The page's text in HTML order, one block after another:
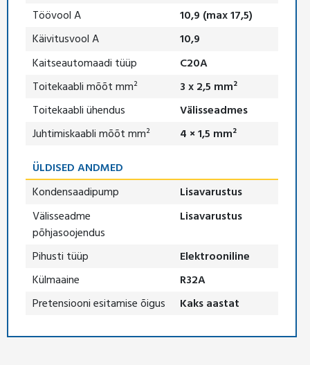
Töövool A
10,9 (max 17,5)
Käivitusvool A
10,9
Kaitseautomaadi tüüp
C20A
Toitekaabli mõõt mm²
3 x 2,5 mm²
Toitekaabli ühendus
Välisseadmes
Juhtimiskaabli mõõt mm²
4 × 1,5 mm²
ÜLDISED ANDMED
Kondensaadipump
Lisavarustus
Välisseadme
põhjasoojendus
Lisavarustus
Pihusti tüüp
Elektrooniline
Külmaaine
R32A
Pretensiooni esitamise õigus
Kaks aastat